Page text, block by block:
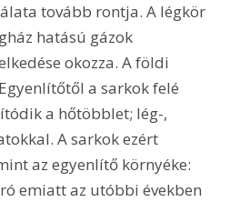
tovább rontja. A légkör
hatású gázok
okozza. A földi
a sarkok felé
a hőtöbblet; lég-,
A sarkok ezért
az egyenlítő környéke:
emiatt az utóbbi években